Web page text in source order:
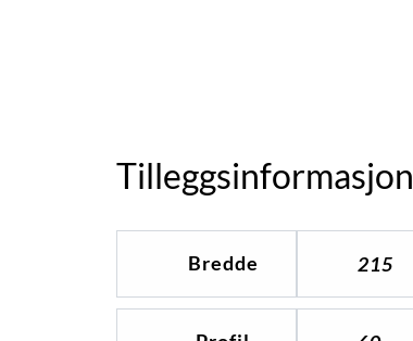
Tilleggsinformasjon
Bredde 215